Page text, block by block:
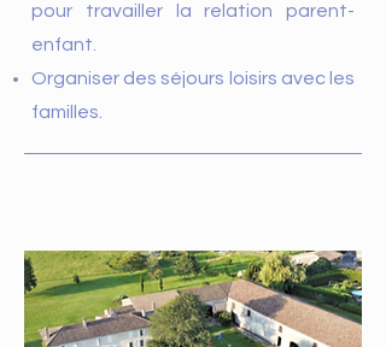
pour travailler la relation parent-
enfant.
Organiser des séjours loisirs avec les
familles.